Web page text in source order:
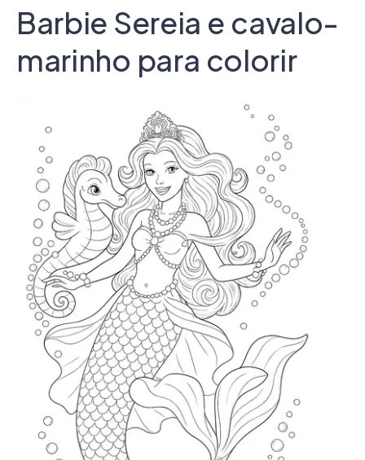
Barbie Sereia e cavalo-
marinho para colorir